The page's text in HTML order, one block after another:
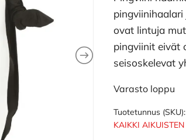
ovat lintuja
pingviinit eivät
seisoskelevat
Varasto loppu
Tuotetunnus
KAIKKI